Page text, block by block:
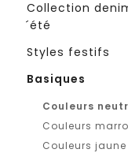
Collection
´été
Styles festifs
Basiques
Couleurs
Couleurs
Couleurs jaune